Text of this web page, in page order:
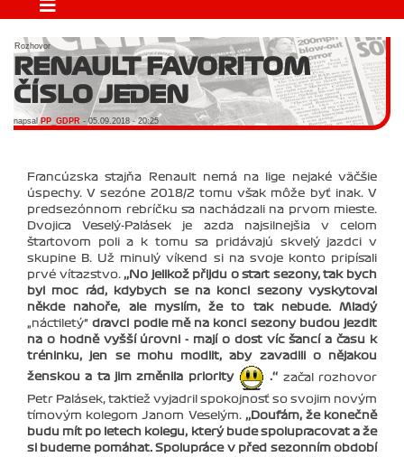
Rozhovor
RENAULT FAVORITOM
ČÍSLO JEDEN
napsal PP_GDPR - 05.09.2018 - 20:25
Francúzska stajňa Renault nemá na lige nejaké väčšie
úspechy. V sezóne 2018/2 tomu však môže byť inak. V
predsezónnom rebríčku sa nachádzali na prvom mieste.
Dvojica Veselý-Palásek je azda najsilnejšia v celom
štartovom poli a k tomu sa pridávajú skvelý jazdci v
skupine B. Už minulý víkend si na svoje konto pripísali
prvé víťazstvo. ‚‚No jelikož přijdu o start sezony, tak bych
byl moc rád, kdybych se na konci sezony vyskytoval
někde nahoře, ale myslím, že to tak nebude. Mladý
„náctiletý“ dravci podle mě na konci sezony budou jezdit
na o hodně vyšší úrovni - mají o dost víc šancí a času k
tréninku, jen se mohu modlit, aby zavadili o nějakou
ženskou a ta jim změnila priority
.‘‘ začal rozhovor
Petr Palásek, taktiež vyjadril spokojnosť so svojim novým
tímovým kolegom Janom Veselým. ‚‚Doufám, že konečně
budu mít po letech kolegu, který bude spolupracovat a že
si budeme pomáhat. Spolupráce v před sezonním období